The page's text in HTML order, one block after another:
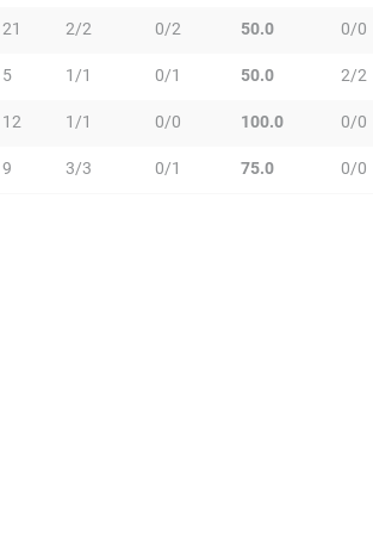
21 2/2 0/2 50.0 0/0
5 1/1 0/1 50.0 2/2
12 1/1 0/0 100.0 0/0
9 3/3 0/1 75.0 0/0